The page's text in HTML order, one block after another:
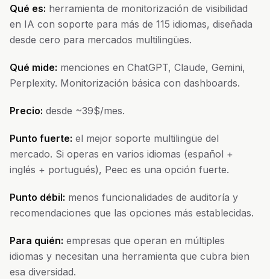
Qué es: herramienta de monitorización de visibilidad
en IA con soporte para más de 115 idiomas, diseñada
desde cero para mercados multilingües.
Qué mide: menciones en ChatGPT, Claude, Gemini,
Perplexity. Monitorización básica con dashboards.
Precio: desde ~39$/mes.
Punto fuerte: el mejor soporte multilingüe del
mercado. Si operas en varios idiomas (español +
inglés + portugués), Peec es una opción fuerte.
Punto débil: menos funcionalidades de auditoría y
recomendaciones que las opciones más establecidas.
Para quién: empresas que operan en múltiples
idiomas y necesitan una herramienta que cubra bien
esa diversidad.